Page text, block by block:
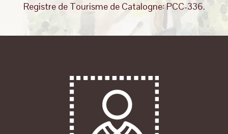
Registre de Tourisme de Catalogne: PCC-336.